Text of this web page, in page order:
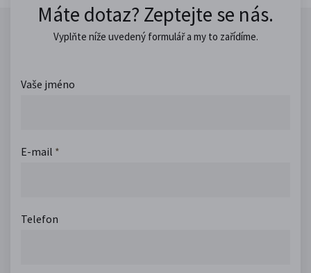
Máte dotaz? Zeptejte se nás.
Vyplňte níže uvedený formulář a my to zařídíme.
Vaše jméno
E-mail *
Telefon